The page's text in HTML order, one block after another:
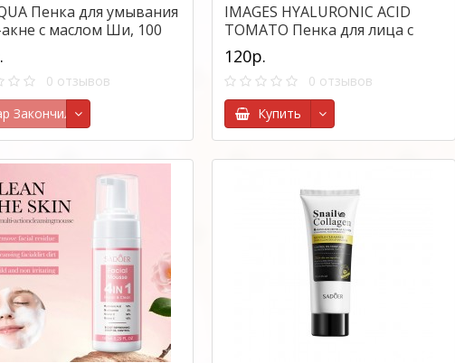
Пенка для умывания
с маслом Ши, 100
0 отзывов
Закончился
IMAGES HYALURONIC ACID
TOMATO Пенка для лица с
экстрактом томата и
гиалуроновой кислотой,
100гр
120р.
0 отзывов
Купить